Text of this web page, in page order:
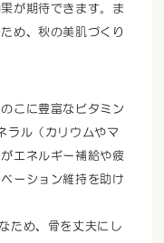
が期待できます。ま
め、秋の美肌づくり
こに豊富なビタミン
ラル（カリウムやマ
エネルギー補給や疲
ーション維持を助け
ため、骨を丈夫にし